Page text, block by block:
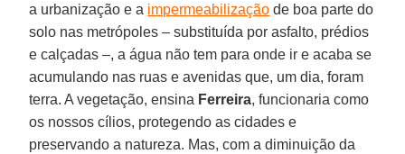
a urbanização e a impermeabilização de boa parte do
solo nas metrópoles – substituída por asfalto, prédios
e calçadas –, a água não tem para onde ir e acaba se
acumulando nas ruas e avenidas que, um dia, foram
terra. A vegetação, ensina Ferreira, funcionaria como
os nossos cílios, protegendo as cidades e
preservando a natureza. Mas, com a diminuição da